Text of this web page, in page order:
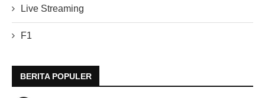
Live Streaming
F1
BERITA POPULER